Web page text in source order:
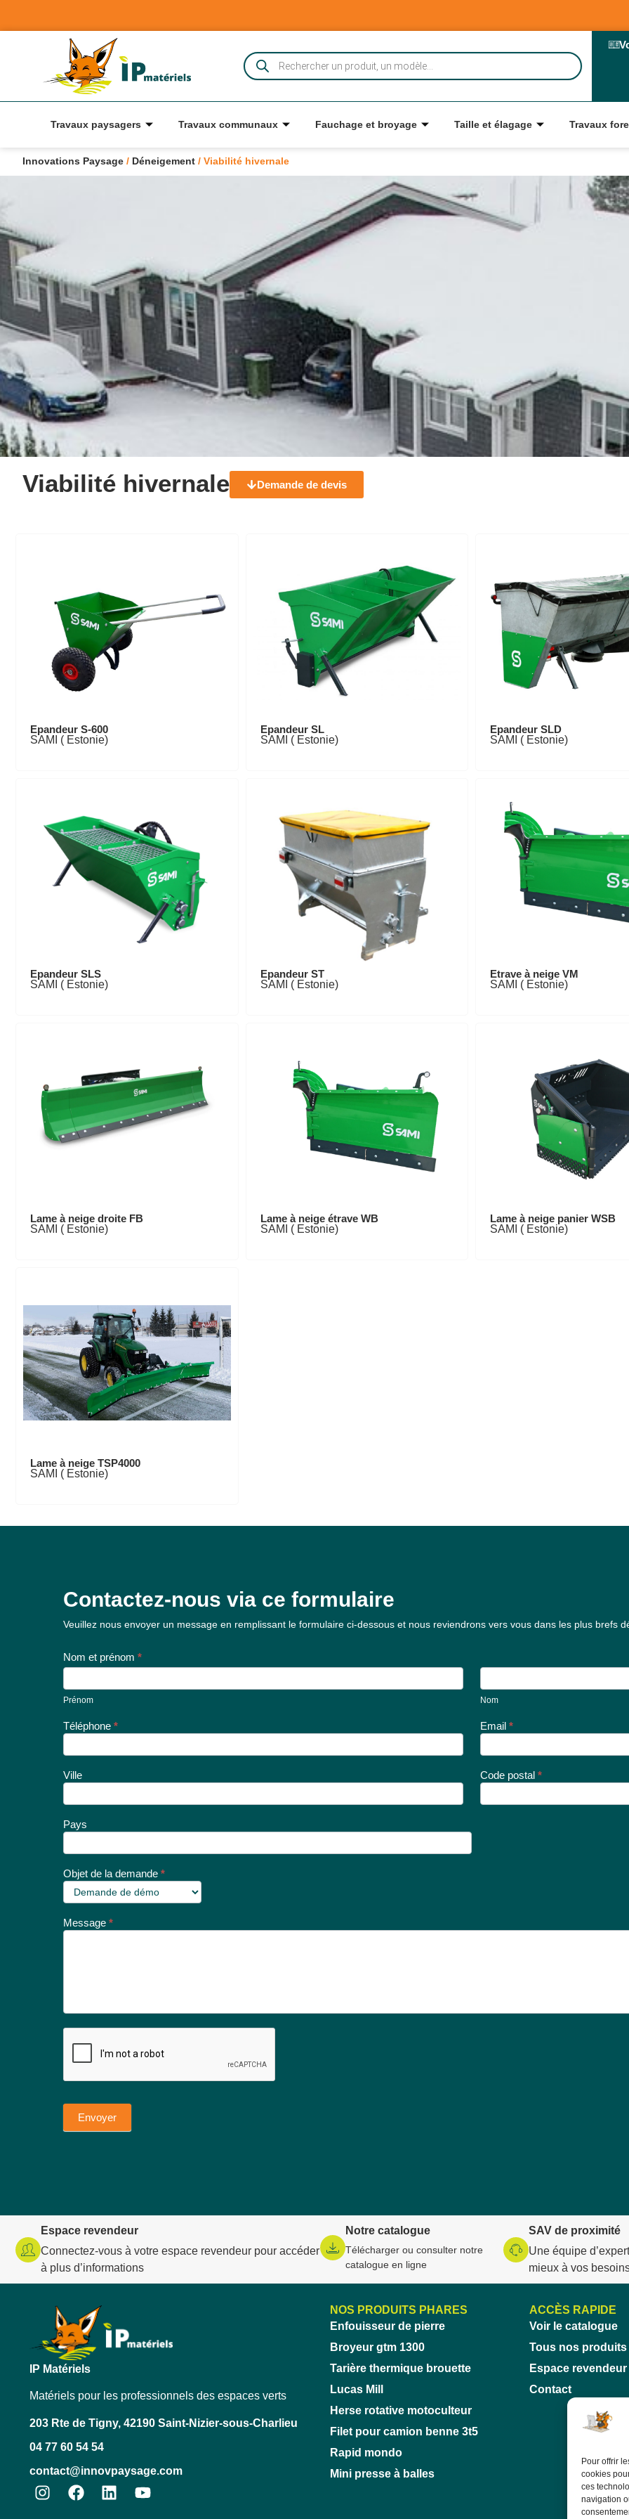
Pour offrir
cookies
ces
navigation
Travaux paysagers Travaux communaux Fauchage et broyage Taille et élagage Travaux
Innovations Paysage / Déneigement / Viabilité hivernale
Viabilité hivernale Demande de devis
Epandeur S-600
SAMI ( Estonie)
Epandeur SL
SAMI ( Estonie)
Epandeur SLD
SAMI ( Estonie)
Epandeur SLS
SAMI ( Estonie)
Epandeur ST
SAMI ( Estonie)
Etrave à neige VM
SAMI ( Estonie)
Lame à neige droite FB
SAMI ( Estonie)
Lame à neige étrave WB
SAMI ( Estonie)
Lame à neige panier WSB
SAMI ( Estonie)
Lame à neige TSP4000
SAMI ( Estonie)
Contactez-nous via ce formulaire
Veuillez nous envoyer un message en remplissant le formulaire ci-dessous et nous reviendrons vers vous dans les plus brefs
Nom et prénom *
Prénom
Prénom
Nom
Nom
Téléphone * Email *
Ville Code postal *
Pays
Objet de la demande *
Message *
Envoyer
Espace revendeur
Connectez-vous à votre espace revendeur pour accéder
à plus d’informations
Notre catalogue
Télécharger ou consulter notre
catalogue en ligne
SAV de proximité
Une équipe
mieux à vos
IP Matériels
Matériels pour les professionnels des espaces verts
203 Rte de Tigny, 42190 Saint-Nizier-sous-Charlieu
04 77 60 54 54
contact@innovpaysage.com
NOS PRODUITS PHARES
Enfouisseur de pierre
Broyeur gtm 1300
Tarière thermique brouette
Lucas Mill
Herse rotative motoculteur
Filet pour camion benne 3t5
Rapid mondo
Mini presse à balles
ACCÈS RAPIDE
Voir le catalogue
Tous nos produits
Espace revendeur
Contact